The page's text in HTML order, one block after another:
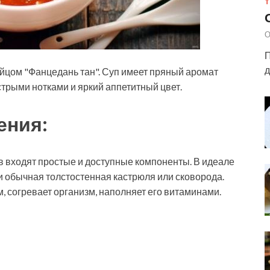
"Фанцедань тан". Суп имеет пряный аромат
нотками и яркий аппетитный цвет.
входят простые и доступные компоненты. В идеале
обычная толстостенная кастрюля или сковорода.
организм, наполняет его витаминами.